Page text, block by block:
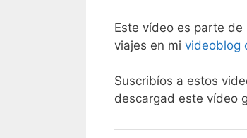
Este vídeo es parte de
viajes en mi videoblog
Suscribíos a estos
descargad este vídeo